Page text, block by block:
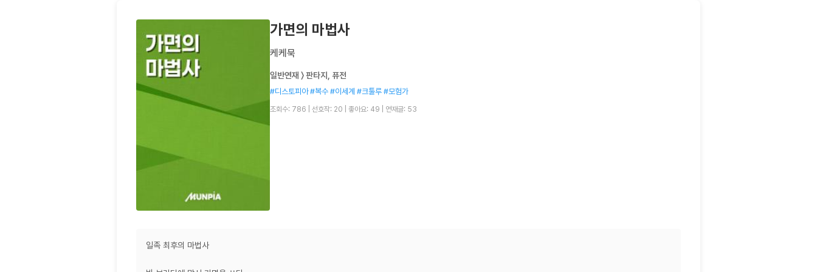
가면의 마법사
케케묵
일반연재 〉 판타지, 퓨전
#디스토피아 #복수 #이세계 #크툴루 #모험가
조회수: 786 선호작: 20 좋아요: 49 연재글: 53
일족 최후의 마법사